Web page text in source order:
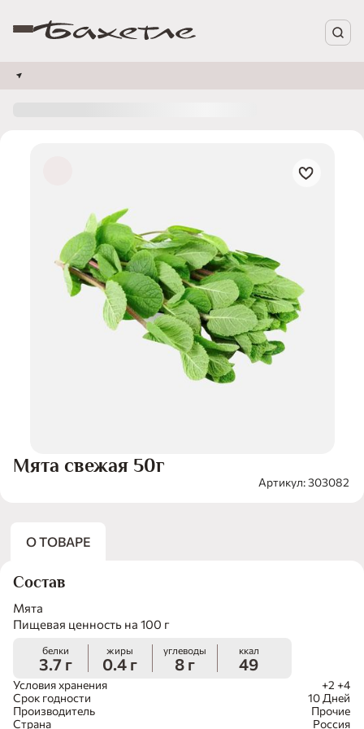
Мята свежая 50г
Артикул: 303082
О ТОВАРЕ
Пищевая ценность на 100 г
белки
3.7 г
жиры
0.4 г
углеводы
8 г
ккал
49
Условия хранения
+2 +4
Срок годности
10 Дней
Производитель
Прочие
Страна
Россия
Состав
Мята